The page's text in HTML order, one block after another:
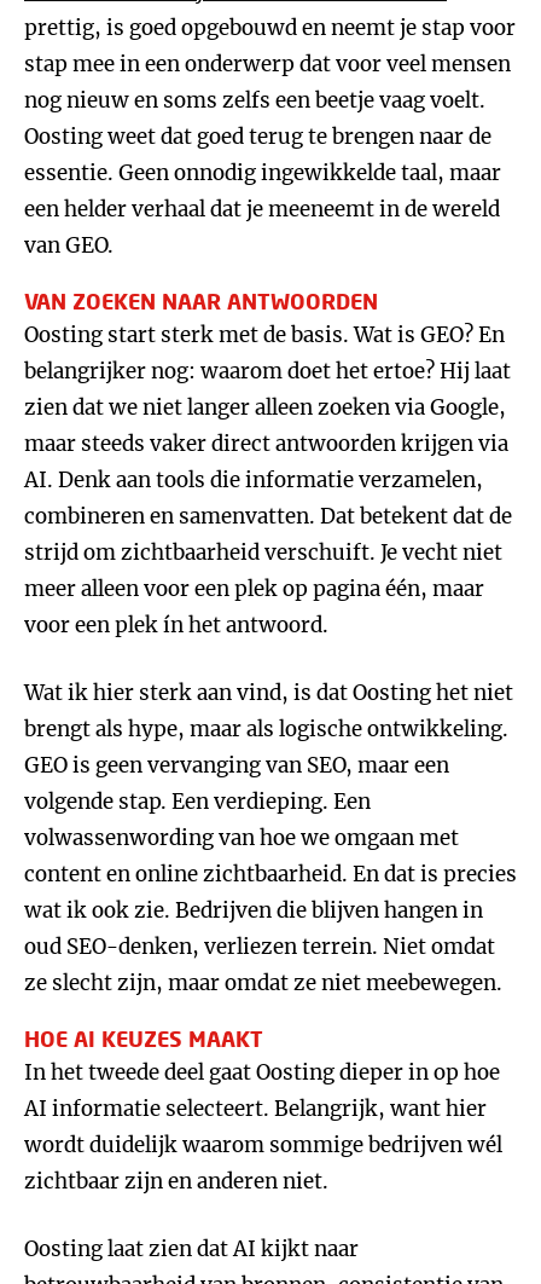
prettig, is goed opgebouwd en neemt je stap voor
stap mee in een onderwerp dat voor veel mensen
nog nieuw en soms zelfs een beetje vaag voelt.
Oosting weet dat goed terug te brengen naar de
essentie. Geen onnodig ingewikkelde taal, maar
een helder verhaal dat je meeneemt in de wereld
van GEO.
VAN ZOEKEN NAAR ANTWOORDEN
Oosting start sterk met de basis. Wat is GEO? En
belangrijker nog: waarom doet het ertoe? Hij laat
zien dat we niet langer alleen zoeken via Google,
maar steeds vaker direct antwoorden krijgen via
AI. Denk aan tools die informatie verzamelen,
combineren en samenvatten. Dat betekent dat de
strijd om zichtbaarheid verschuift. Je vecht niet
meer alleen voor een plek op pagina één, maar
voor een plek ín het antwoord.
Wat ik hier sterk aan vind, is dat Oosting het niet
brengt als hype, maar als logische ontwikkeling.
GEO is geen vervanging van SEO, maar een
volgende stap. Een verdieping. Een
volwassenwording van hoe we omgaan met
content en online zichtbaarheid. En dat is precies
wat ik ook zie. Bedrijven die blijven hangen in
oud SEO-denken, verliezen terrein. Niet omdat
ze slecht zijn, maar omdat ze niet meebewegen.
HOE AI KEUZES MAAKT
In het tweede deel gaat Oosting dieper in op hoe
AI informatie selecteert. Belangrijk, want hier
wordt duidelijk waarom sommige bedrijven wél
zichtbaar zijn en anderen niet.
Oosting laat zien dat AI kijkt naar